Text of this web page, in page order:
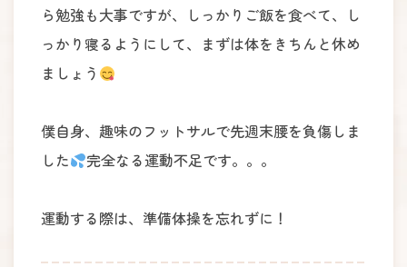
ら勉強も大事ですが、しっかりご飯を食べて、し
っかり寝るようにして、まずは体をきちんと休め
ましょう
僕自身、趣味のフットサルで先週末腰を負傷しま
した
完全なる運動不足です。。。
運動する際は、準備体操を忘れずに！